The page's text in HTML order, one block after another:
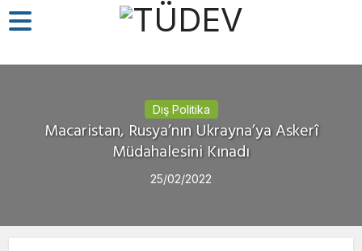
Dış Politika
Macaristan, Rusya’nın Ukrayna’ya Askerî
Müdahalesini Kınadı
25/02/2022